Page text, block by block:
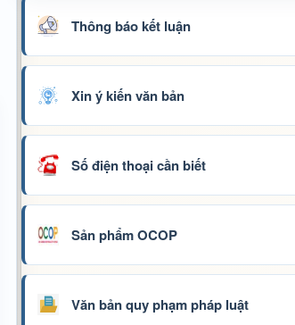
Thông báo kết luận
Xin ý kiến văn bản
Số điện thoại cần biết
Sản phẩm OCOP
Văn bản quy phạm pháp luật